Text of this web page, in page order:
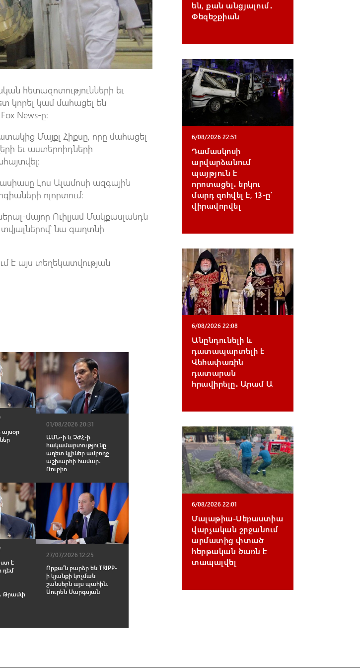
հետազոտությունների եւ
կորել կամ մահացել են
News-ը։
Մայքլ Հիքսը, որը մահացել
եւ աստերոիդների
Լոս Ալամոսի ազգային
ոլորտում։
մայոր Ուիլյամ Մակքասլանդն
նա գաղտնի
է այս տեղեկատվության
01/08/2026 20:31
ԱՄՆ-ի և ՉԺՀ-ի
hակամարտությունը
աղետ կլիներ ամբողջ
աշխարհի համար․
Ռուբիո
է
դեմ
Թրամփ
27/07/2026 12:25
Որքա՞ն բարձր են TRIPP-
ի կյանքի կոչման
շանսերն այս պահին․
Սուրեն Սարգսյան
են, քան անցյալում․
Փեզեշքիան
6/08/2026 22:51
Դամասկոսի
արվարձանում
պայթյուն է
որոտացել․ երկու
մարդ զոհվել է, 13-ը՝
վիրավորվել
6/08/2026 22:08
Անընդունելի և
դատապարտելի է
Վեհափառին
դատարան
հրավիրելը․ Արամ Ա
6/08/2026 22:01
Մալաթիա-Սեբաստիա
վարչական շրջանում
արմատից փտած
հերթական ծառն է
տապալվել